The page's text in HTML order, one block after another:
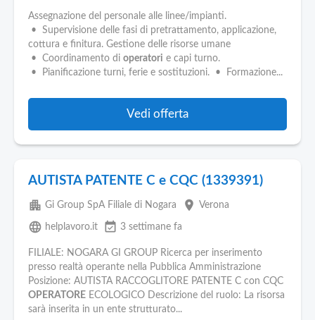
Assegnazione del personale alle linee/impianti.
• Supervisione delle fasi di pretrattamento, applicazione,
cottura e finitura. Gestione delle risorse umane
• Coordinamento di operatori e capi turno.
• Pianificazione turni, ferie e sostituzioni. • Formazione...
Vedi offerta
AUTISTA PATENTE C e CQC (1339391)
apartment Gi Group SpA Filiale di Nogara place Verona
language helplavoro.it event_available 3 settimane fa
FILIALE: NOGARA GI GROUP Ricerca per inserimento
presso realtà operante nella Pubblica Amministrazione
Posizione: AUTISTA RACCOGLITORE PATENTE C con CQC
OPERATORE ECOLOGICO Descrizione del ruolo: La risorsa
sarà inserita in un ente strutturato...